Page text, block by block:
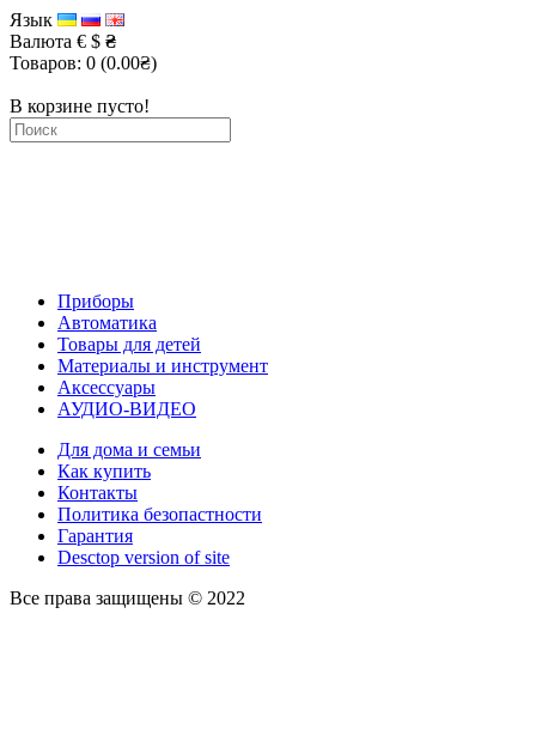
Язык
Валюта € $ ₴
Товаров: 0 (0.00₴)
В корзине пусто!
Приборы
Автоматика
Товары для детей
Материалы и инструмент
Аксессуары
АУДИО-ВИДЕО
Для дома и семьи
Как купить
Контакты
Политика безопастности
Гарантия
Desctop version of site
Все права защищены © 2022